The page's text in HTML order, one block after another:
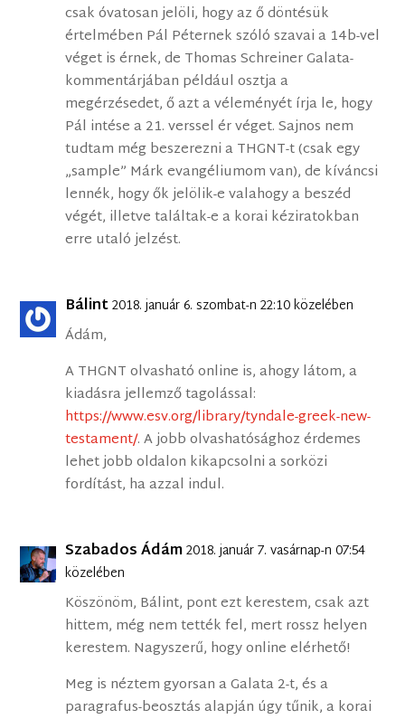
csak óvatosan jelöli, hogy az ő döntésük
értelmében Pál Péternek szóló szavai a 14b-vel
véget is érnek, de Thomas Schreiner Galata-
kommentárjában például osztja a
megérzésedet, ő azt a véleményét írja le, hogy
Pál intése a 21. verssel ér véget. Sajnos nem
tudtam még beszerezni a THGNT-t (csak egy
„sample” Márk evangéliumom van), de kíváncsi
lennék, hogy ők jelölik-e valahogy a beszéd
végét, illetve találtak-e a korai kéziratokban
erre utaló jelzést.
Bálint2018. január 6. szombat-n 22:10 közelében
Ádám,
A THGNT olvasható online is, ahogy látom, a
kiadásra jellemző tagolással:
https://www.esv.org/library/tyndale-greek-new-
testament/. A jobb olvashatósághoz érdemes
lehet jobb oldalon kikapcsolni a sorközi
fordítást, ha azzal indul.
Szabados Ádám2018. január 7. vasárnap-n 07:54
közelében
Köszönöm, Bálint, pont ezt kerestem, csak azt
hittem, még nem tették fel, mert rossz helyen
kerestem. Nagyszerű, hogy online elérhető!
Meg is néztem gyorsan a Galata 2-t, és a
paragrafus-beosztás alapján úgy tűnik, a korai